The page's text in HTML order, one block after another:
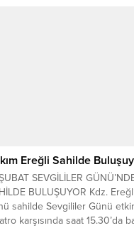
Ereğli Sahilde
SEVGİLİLER
BULUŞUYOR Kdz.
sahilde Sevgililer Günü
karşısında saat 15.30’da